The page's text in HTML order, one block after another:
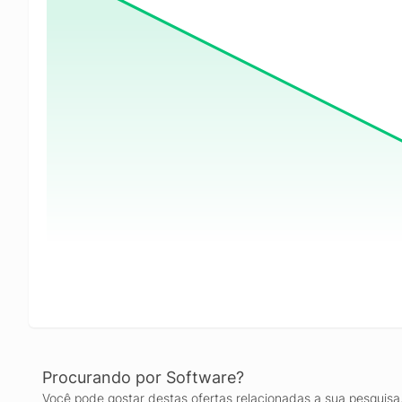
Procurando por Software?
Você pode gostar destas ofertas relacionadas a sua